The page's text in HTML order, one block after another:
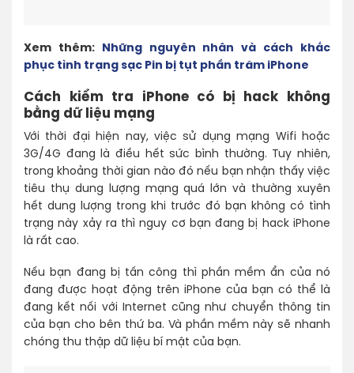
Xem thêm:
Những nguyên nhân và cách khắc
phục tình trạng sạc Pin bị tụt phần trăm iPhone
Cách kiểm tra iPhone có bị hack không
bằng dữ liệu mạng
Với thời đại hiện nay, việc sử dụng mạng Wifi hoặc
3G/4G đang là điều hết sức bình thường. Tuy nhiên,
trong khoảng thời gian nào đó nếu bạn nhận thấy việc
tiêu thụ dung lượng mạng quá lớn và thường xuyên
hết dung lượng trong khi trước đó bạn không có tình
trạng này xảy ra thì nguy cơ bạn đang bị hack iPhone
là rất cao.
Nếu bạn đang bị tấn công thì phần mềm ẩn của nó
đang được hoạt động trên iPhone của bạn có thể là
đang kết nối với Internet cũng như chuyển thông tin
của bạn cho bên thứ ba. Và phần mềm này sẽ nhanh
chóng thu thập dữ liệu bí mật của bạn.